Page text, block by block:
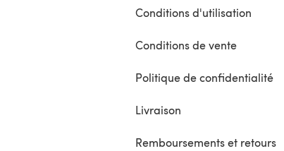
Conditions d'utilisation
Conditions de vente
Politique de confidentialité
Livraison
Remboursements et retours